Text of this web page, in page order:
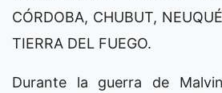
CÓRDOBA, CHUBUT,
TIERRA DEL FUEGO.
Durante la guerra de